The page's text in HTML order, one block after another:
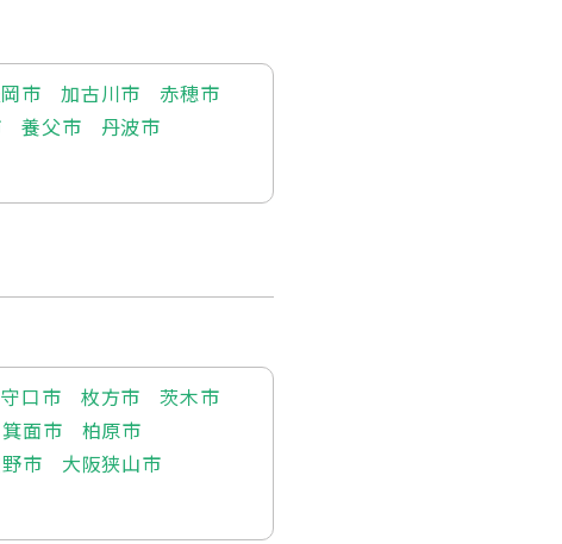
市 加古川市
赤穂市
養父市
丹波市
守口市 枚方市
茨木市
箕面市
柏原市
市
大阪狭山市